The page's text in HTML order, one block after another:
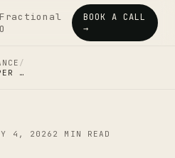
BOOK A CALL
→
/
…
4, 2026 2 MIN READ